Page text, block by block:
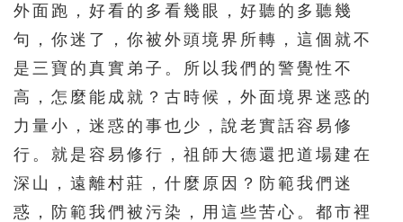
外面跑，好看的多看幾眼，好聽的多聽幾
句，你迷了，你被外頭境界所轉，這個就不
是三寶的真實弟子。所以我們的警覺性不
高，怎麼能成就？古時候，外面境界迷惑的
力量小，迷惑的事也少，說老實話容易修
行。就是容易修行，祖師大德還把道場建在
深山，遠離村莊，什麼原因？防範我們迷
惑，防範我們被污染，用這些苦心。都市裡